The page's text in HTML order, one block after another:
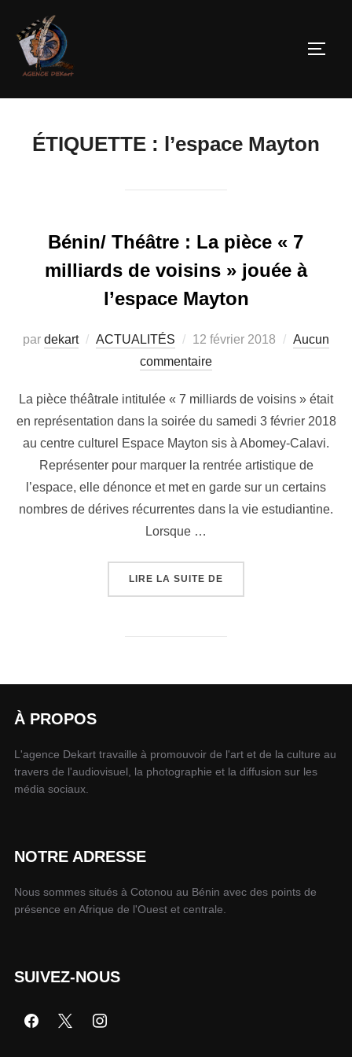
ÉTIQUETTE : l’espace Mayton
Bénin/ Théâtre : La pièce « 7
milliards de voisins » jouée à
l’espace Mayton
par dekart ACTUALITÉS 12 février 2018
Aucun
commentaire
La pièce théâtrale intitulée « 7 milliards de voisins » était
en représentation dans la soirée du samedi 3 février 2018
au centre culturel Espace Mayton sis à Abomey-Calavi.
Représenter pour marquer la rentrée artistique de
l’espace, elle dénonce et met en garde sur un certains
nombres de dérives récurrentes dans la vie estudiantine.
Lorsque …
LIRE LA SUITE DE
À PROPOS
L'agence Dekart travaille à promouvoir de l'art et de la culture au
travers de l'audiovisuel, la photographie et la diffusion sur les
média sociaux.
NOTRE ADRESSE
Nous sommes situés à Cotonou au Bénin avec des points de
présence en Afrique de l'Ouest et centrale.
SUIVEZ-NOUS